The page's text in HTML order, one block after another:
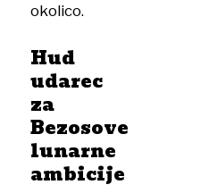
okolico.
Hud
udarec
za
Bezosove
lunarne
ambicije